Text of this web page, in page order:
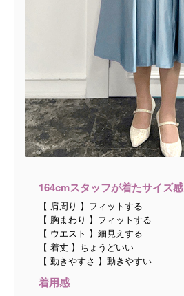
164cmスタッフが着たサイズ感
【 肩周り 】フィットする
【 胸まわり 】フィットする
【 ウエスト 】細見えする
【 着丈 】ちょうどいい
【 動きやすさ 】動きやすい
着用感